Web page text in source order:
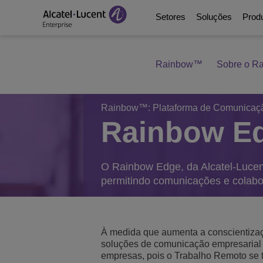
Setores
Soluções de Energia
Serviços para o
Saude
Edifícios inteligentes
Soluções
Digital Age
Continuidade de
Serviços
Contact Center and
Ecosystems
Phones, Softphones
Wireless LAN
Programa de
Consultants Program
Developer and
Videoteca
Analyst & Market
Blog
Quais são as
Rainbow™ Sobre o
Rainbow™: Plataforma de
Rainbow
O Rainbow Edge, da Alcatel-
permitindo comunicações e
À medida que aumenta a
soluções de comunicação
empresas, pois o Trabalho Remoto